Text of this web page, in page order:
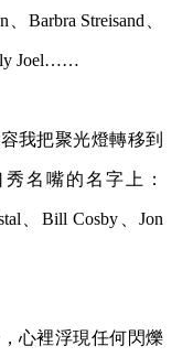
Barbra Streisand、
Joel……
我把聚光燈轉移到
名 嘴的名字上：
、Bill Cosby、Jon
心裡浮現任何閃爍